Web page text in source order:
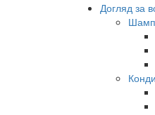
Догляд за